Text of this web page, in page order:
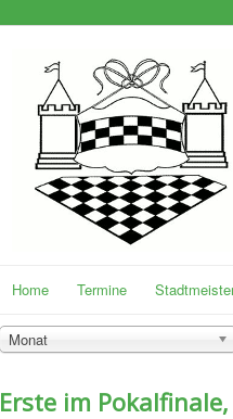
Home Termine
Monat
Erste im